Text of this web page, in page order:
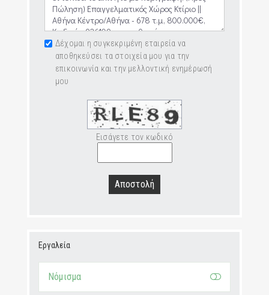
Δέχομαι η συγκεκριμένη εταιρεία να
αποθηκεύσει τα στοιχεία μου για την
επικοινωνία και την μελλοντική ενημέρωσή
μου
Εισάγετε τον κωδικό
Αποστολή
Εργαλεία
Νόμισμα